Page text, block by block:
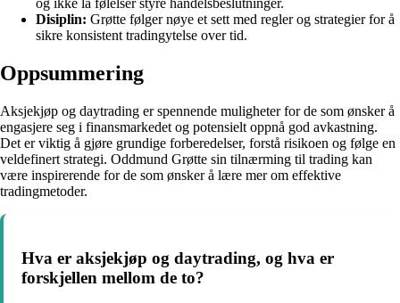
og ikke la følelser styre handelsbeslutninger.
Disiplin: Grøtte følger nøye et sett med regler og strategier for å
sikre konsistent tradingytelse over tid.
Oppsummering
Aksjekjøp og daytrading er spennende muligheter for de som ønsker å
engasjere seg i finansmarkedet og potensielt oppnå god avkastning.
Det er viktig å gjøre grundige forberedelser, forstå risikoen og følge en
veldefinert strategi. Oddmund Grøtte sin tilnærming til trading kan
være inspirerende for de som ønsker å lære mer om effektive
tradingmetoder.
Hva er aksjekjøp og daytrading, og hva er
forskjellen mellom de to?